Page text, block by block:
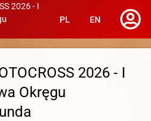
2026 - I
PL EN
2026 - I
Okręgu